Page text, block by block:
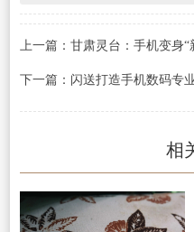
上一篇：甘肃灵台：手机变身“
下一篇：闪送打造手机数码专
相